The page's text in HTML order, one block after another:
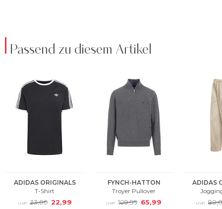
Passend zu diesem Artikel